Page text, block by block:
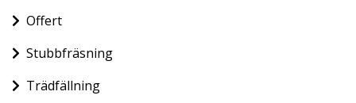
Offert
Stubbfräsning
Trädfällning